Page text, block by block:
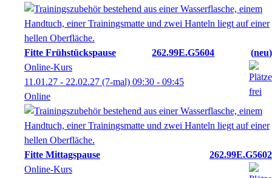
Fitte Frühstückspause 262.99E.G5604
neu
Online-Kurs
11.01.27 - 22.02.27 (7-mal) 09:30 - 09:45
Online
Fitte Mittagspause
262.99E.G5602
Online-Kurs